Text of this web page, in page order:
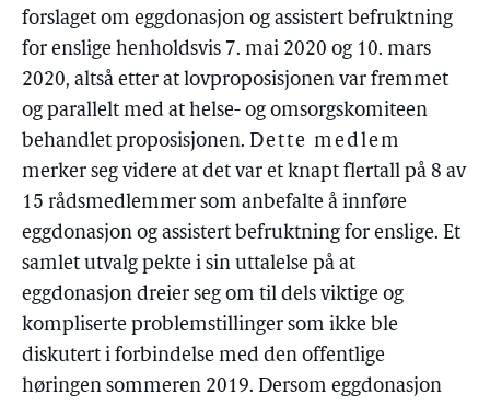
forslaget om eggdonasjon og assistert befruktning
for enslige henholdsvis 7. mai 2020 og 10. mars
2020, altså etter at lovproposisjonen var fremmet
og parallelt med at helse- og omsorgskomiteen
behandlet proposisjonen. Dette medlem
merker seg videre at det var et knapt flertall på 8 av
15 rådsmedlemmer som anbefalte å innføre
eggdonasjon og assistert befruktning for enslige. Et
samlet utvalg pekte i sin uttalelse på at
eggdonasjon dreier seg om til dels viktige og
kompliserte problemstillinger som ikke ble
diskutert i forbindelse med den offentlige
høringen sommeren 2019. Dersom eggdonasjon